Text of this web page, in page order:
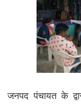
जनपद पंचायत के